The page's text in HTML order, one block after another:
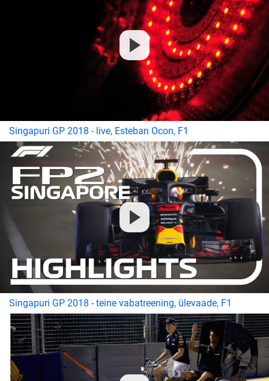
Singapuri GP 2018 - live, Esteban Ocon, F1
Singapuri GP 2018 - teine vabatreening, ülevaade, F1